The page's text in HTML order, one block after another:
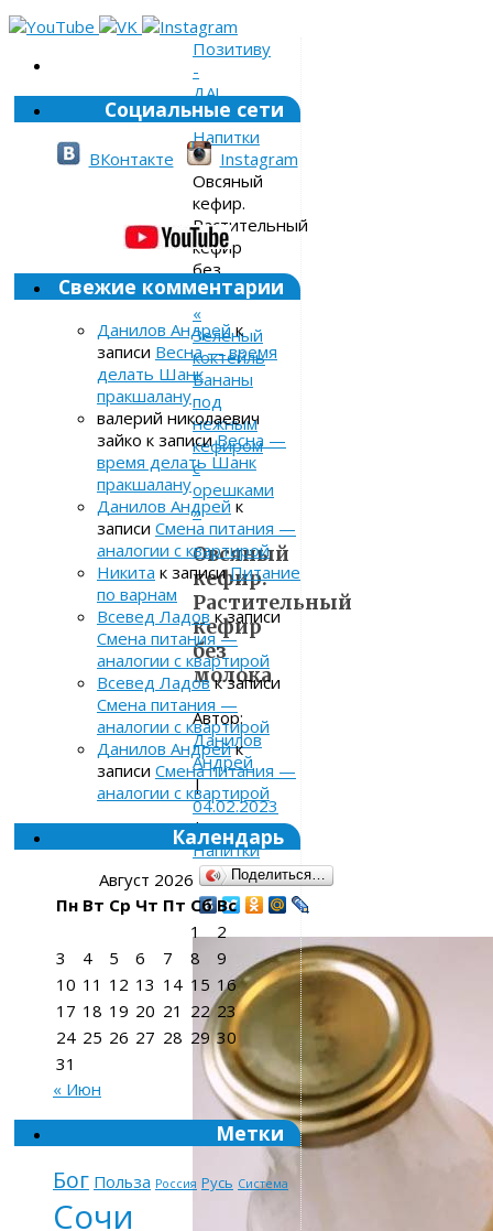
Позитиву
-
ДА!
»
Напитки
»
Овсяный
кефир.
Растительный
кефир
без
молока
«
Зелёный
коктейль
Бананы
под
нежным
кефиром
с
орешками
»
Овсяный
кефир.
Растительный
кефир
без
молока
Автор:
Данилов
Андрей
|
04.02.2023
|04.02.2023
Напитки
Поделиться…
Социальные сети
ВКонтакте Instagram
Свежие комментарии
Данилов Андрейк
записи Весна — время
делать Шанк
пракшалану
валерий николаевич
зайко к записиВесна —
время делать Шанк
пракшалану
Данилов Андрей к
записи Смена питания —
аналогии с квартирой
Никита к записиПитание
по варнам
Всевед Ладовк записи
Смена питания —
аналогии с квартирой
Всевед Ладовк записи
Смена питания —
аналогии с квартирой
Данилов Андрейк
записи Смена питания —
аналогии с квартирой
Календарь
Август 2026
Пн Вт Ср Чт Пт Сб Вс
1
2
3
4 5 6 7 8
9
10 11 12 13 14 15 16
17 18 19 20 21 22 23
24 25 26 27 28 29 30
31
« Июн
Метки
Бог Польза Россия Русь Система
Сочи